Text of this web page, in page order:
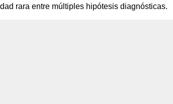
rara entre múltiples hipótesis diagnósticas.